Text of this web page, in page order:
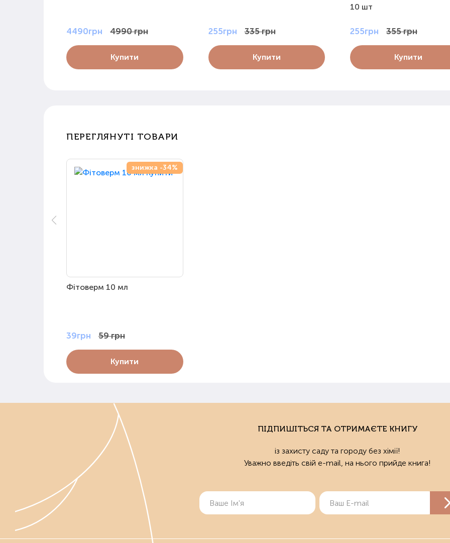
4490грн 4990 грн
Купити
255грн 335 грн
Купити
10 шт
255грн 355 грн
Купити
ПЕРЕГЛЯНУТІ ТОВАРИ
знижка -34%
Фітоверм 10 мл
39грн 59 грн
Купити
ПІДПИШІТЬСЯ ТА ОТРИМАЄТЕ КНИГУ
із захисту саду та городу без хімії!
Уважно введіть свій e-mail, на нього прийде книга!